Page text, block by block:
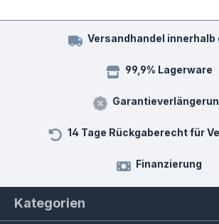
Versandhandel innerhalb
99,9% Lagerware
14 Tage Rückgaberecht für
Finanzierung
Kategorien